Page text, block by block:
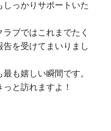
っかりサポートいた
ブではこれまでたく
を受けてまいりまし
も嬉しい瞬間です。
と訪れますよ！